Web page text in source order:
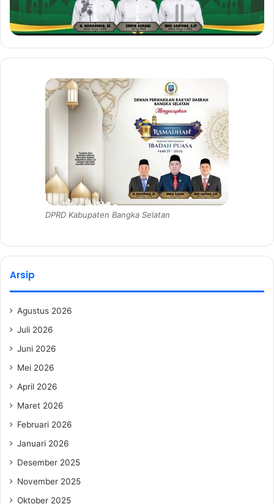
DPRD Kabupaten Bangka Selatan
Arsip
Agustus 2026
Juli 2026
Juni 2026
Mei 2026
April 2026
Maret 2026
Februari 2026
Januari 2026
Desember 2025
November 2025
Oktober 2025